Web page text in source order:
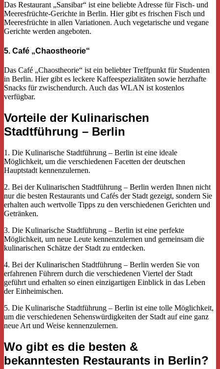
Das Restaurant „Sansibar“ ist eine beliebte Adresse für Fisch- und
Meeresfrüchte-Gerichte in Berlin. Hier gibt es frischen Fisch und
Meeresfrüchte in allen Variationen. Auch vegetarische und vegane
Gerichte werden angeboten.
5. Café „Chaostheorie“
Das Café „Chaostheorie“ ist ein beliebter Treffpunkt für Studenten
in Berlin. Hier gibt es leckere Kaffeespezialitäten sowie herzhafte
Snacks für zwischendurch. Auch das WLAN ist kostenlos
verfügbar.
Vorteile der Kulinarischen
Stadtführung – Berlin
1. Die Kulinarische Stadtführung – Berlin ist eine ideale
Möglichkeit, um die verschiedenen Facetten der deutschen
Hauptstadt kennenzulernen.
2. Bei der Kulinarischen Stadtführung – Berlin werden Ihnen nicht
nur die besten Restaurants und Cafés der Stadt gezeigt, sondern Sie
erhalten auch wertvolle Tipps zu den verschiedenen Gerichten und
Getränken.
3. Die Kulinarische Stadtführung – Berlin ist eine perfekte
Möglichkeit, um neue Leute kennenzulernen und gemeinsam die
kulinarischen Schätze der Stadt zu entdecken.
4. Bei der Kulinarischen Stadtführung – Berlin werden Sie von
erfahrenen Führern durch die verschiedenen Viertel der Stadt
geführt und erhalten so einen einzigartigen Einblick in das Leben
der Einheimischen.
5. Die Kulinarische Stadtführung – Berlin ist eine tolle Möglichkeit,
um die verschiedenen Sehenswürdigkeiten der Stadt auf eine ganz
neue Art und Weise kennenzulernen.
Wo gibt es die besten &
bekanntesten Restaurants in Berlin?